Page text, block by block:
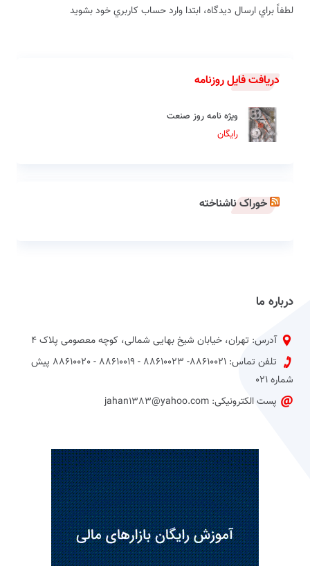
لطفاً براي ارسال دیدگاه، ابتدا وارد حساب كاربري خود بشويد
دریافت فایل روزنامه
ویژه نامه روز صنعت
رایگان
خوراک ناشناخته
درباره ما
آدرس: تهران، خیابان شیخ بهایی شمالی، کوچه معصومی پلاک 4
تلفن تماس: 88610021- 88610023 - 88610019 - 88610020 پیش
شماره 021
پست الکترونیکی: jahan1383@yahoo.com